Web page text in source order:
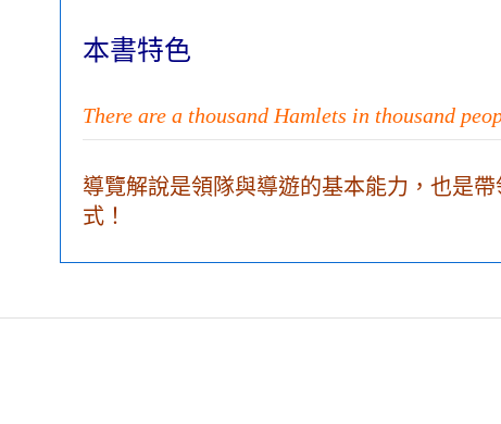
本書特色
There are a thousand Hamlets in thousand
導覽解說是領隊與導遊的基本能力，也是
式！